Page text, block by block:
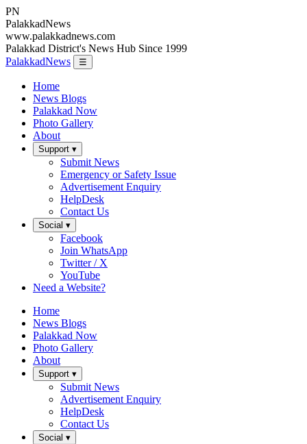
PN
PalakkadNews
www.palakkadnews.com
Palakkad District's News Hub Since 1999
PalakkadNews
☰
Home
News Blogs
Palakkad Now
Photo Gallery
About
Support ▾
Submit News
Emergency or Safety Issue
Advertisement Enquiry
HelpDesk
Contact Us
Social ▾
Facebook
Join WhatsApp
Twitter / X
YouTube
Need a Website?
Home
News Blogs
Palakkad Now
Photo Gallery
About
Support ▾
Submit News
Advertisement Enquiry
HelpDesk
Contact Us
Social ▾